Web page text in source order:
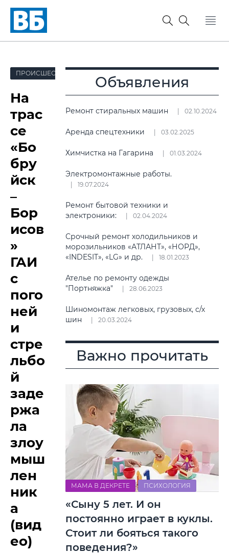
ПРОИСШЕСТВИЯ
На
трас
се
«Бо
бру
йск
–
Бор
исов
»
ГАИ
с
пого
ней
и
стре
льбо
й
заде
ржа
ла
злоу
мыш
лен
ник
а
(вид
ео)
Объявления
Ремонт стиральных машин 02.10.2024
Аренда спецтехники 03.02.2025
Химчистка на Гагарина 01.03.2024
Электромонтажные работы.
19.07.2024
Ремонт бытовой техники и
электроники:
02.04.2024
Срочный ремонт холодильников и
морозильников «АТЛАНТ», «НОРД»,
«INDESIT», «LG» и др.
18.01.2023
Ателье по ремонту одежды
"Портняжка"
28.06.2023
Шиномонтаж легковых, грузовых, с/х
шин
20.03.2024
Важно прочитать
МАМА В ДЕКРЕТЕ ПСИХОЛОГИЯ
«Сыну 5 лет. И он
постоянно играет в куклы.
Стоит ли бояться такого
поведения?»